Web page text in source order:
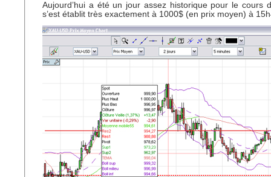
Aujourd’hui a été un jour assez historique pour le cours
s’est établit très exactement à 1000$ (en prix moyen) à